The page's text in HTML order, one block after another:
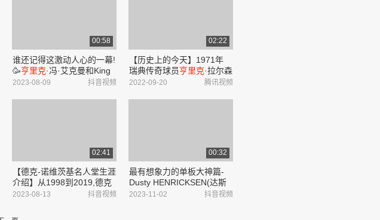
00:58
谁还记得这激动人心的一幕!
🥳亨里克·冯·艾克曼和King
Edward再次封神!👑#体育 #
抖音视频
2023-08-09
02:22
【历史上的今天】1971年
瑞典传奇球员亨里克·拉尔森
出生
腾讯视频
2022-09-20
02:41
【德克-诺维茨基名人堂生涯
介绍】从1998到2019,德克
从金发飘飘的德国小伙一步
抖音视频
2023-08-13
00:32
最有想象力的单板大神篇-
Dusty HENRICKSEN(达斯
蒂·亨里克森)#滑雪 #极限运
抖音视频
2023-11-02